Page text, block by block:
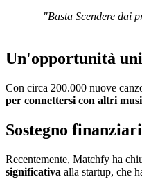
"Basta Scendere dai
Un'opportunità
Con circa 200.000 nuove
per connettersi con altri
Sostegno
Recentemente, Matchfy ha
significativa alla startup, che